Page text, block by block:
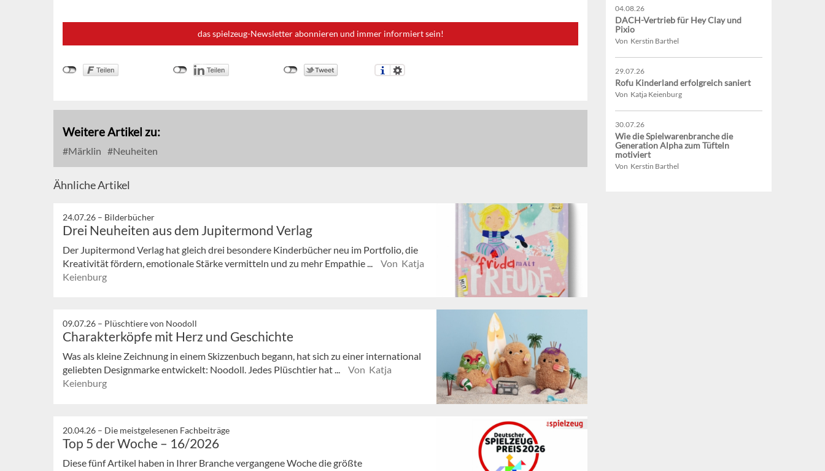
das spielzeug-Newsletter abonnieren und immer informiert sein!
Weitere Artikel zu:
Märklin Neuheiten
Ähnliche Artikel
24.07.26 – Bilderbücher
Drei Neuheiten aus dem Jupitermond Verlag
Der Jupitermond Verlag hat gleich drei besondere Kinderbücher neu im Portfolio, die
Kreativität fördern, emotionale Stärke vermitteln und zu mehr Empathie ...
Von Katja
Keienburg
09.07.26 – Plüschtiere von Noodoll
Charakterköpfe mit Herz und Geschichte
Was als kleine Zeichnung in einem Skizzenbuch begann, hat sich zu einer international
geliebten Designmarke entwickelt: Noodoll. Jedes Plüschtier hat ...
Von Katja
Keienburg
20.04.26 – Die meistgelesenen Fachbeiträge
Top 5 der Woche – 16/2026
Diese fünf Artikel haben in Ihrer Branche vergangene Woche die größte
04.08.26
DACH-Vertrieb für Hey Clay und
Pixio
Von Kerstin Barthel
29.07.26
Rofu Kinderland erfolgreich saniert
Von Katja Keienburg
30.07.26
Wie die Spielwarenbranche die
Generation Alpha zum Tüfteln
motiviert
Von Kerstin Barthel